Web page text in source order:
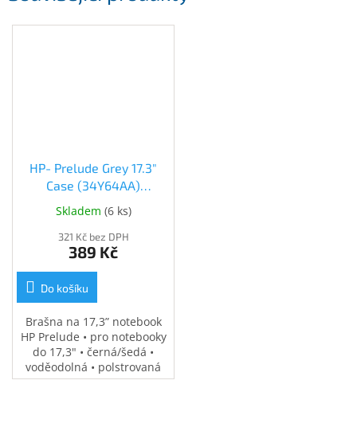
HP- Prelude Grey 17.3"
Case (34Y64AA)
(34Y64AA)
Skladem (6 ks)
321 Kč bez DPH
389 Kč
Do košíku
Brašna na 17,3” notebook
HP Prelude • pro notebooky
do 17,3" • černá/šedá •
voděodolná • polstrovaná
přihrádka na notebook •